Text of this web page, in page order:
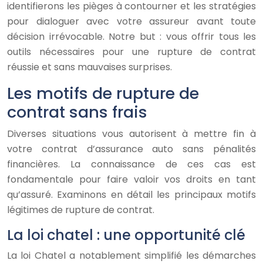
identifierons les pièges à contourner et les stratégies
pour dialoguer avec votre assureur avant toute
décision irrévocable. Notre but : vous offrir tous les
outils nécessaires pour une rupture de contrat
réussie et sans mauvaises surprises.
Les motifs de rupture de
contrat sans frais
Diverses situations vous autorisent à mettre fin à
votre contrat d’assurance auto sans pénalités
financières. La connaissance de ces cas est
fondamentale pour faire valoir vos droits en tant
qu’assuré. Examinons en détail les principaux motifs
légitimes de rupture de contrat.
La loi chatel : une opportunité clé
La loi Chatel a notablement simplifié les démarches